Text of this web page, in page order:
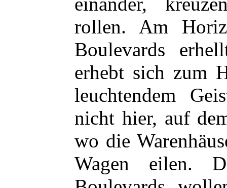
rollen. Am
Boulevards
erhebt sich zum
leuchtendem
nicht hier, auf
wo die
Wagen eilen.